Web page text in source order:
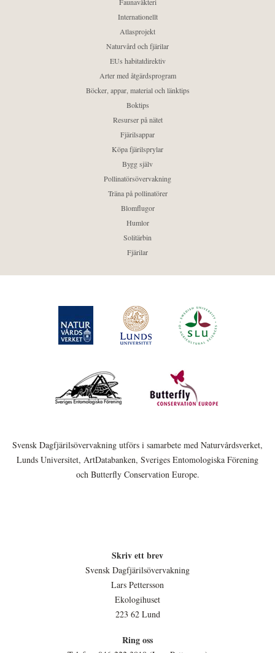
Internationellt
Atlasprojekt
Naturvård och fjärilar
EUs habitatdirektiv
Arter med åtgärdsprogram
Böcker, appar, material och länktips
Boktips
Resurser på nätet
Fjärilsappar
Köpa fjärilsprylar
Bygg själv
Pollinatörsövervakning
Träna på pollinatörer
Blomflugor
Humlor
Solitärbin
Fjärilar
Svensk Dagfjärilsövervakning utförs i samarbete med Naturvårdsverket,
Lunds Universitet, ArtDatabanken, Sveriges Entomologiska Förening
och Butterfly Conservation Europe.
Skriv ett brev
Svensk Dagfjärilsövervakning
Lars Pettersson
Ekologihuset
223 62 Lund
Ring oss